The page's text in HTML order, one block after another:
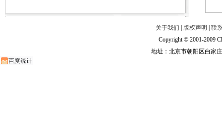
关于我们 版权声明
联
Copyright © 2001-2009
地址：北京市朝阳区白家